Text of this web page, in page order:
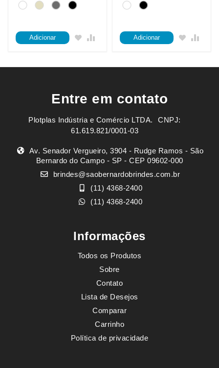
Adicionar Adicionar
Entre em contato
Plotplas Indústria e Comércio LTDA. ㅤㅤㅤ CNPJ:
61.619.821/0001-03
Av. Senador Vergueiro, 3904 - Rudge Ramos - São
Bernardo do Campo - SP - CEP 09602-000
brindes@saobernardobrindes.com.br
(11) 4368-2400
(11) 4368-2400
Informações
Todos os Produtos
Sobre
Contato
Lista de Desejos
Comparar
Carrinho
Política de privacidade